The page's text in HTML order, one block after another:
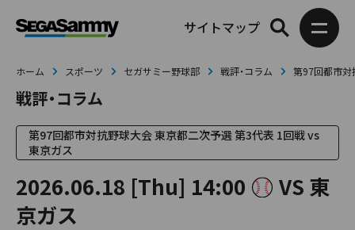
サイトマップ
ホーム スポーツ セガサミー野球部 戦評・コラム 第97回都市対
戦評・コラム
第97回都市対抗野球大会 東京都二次予選 第3代表 1回戦 vs
東京ガス
2026.06.18 [Thu] 14:00
VS 東
京ガス